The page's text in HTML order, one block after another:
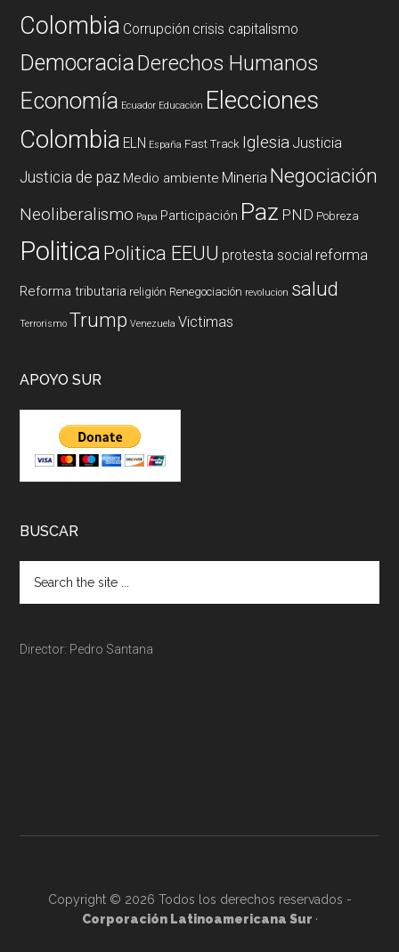
Colombia Corrupción crisis capitalismo
DemocraciaDerechos Humanos
Economía Ecuador Educación Elecciones
Colombia ELN España Fast Track Iglesia Justicia
Justicia de paz Medio ambiente Mineria Negociación
Neoliberalismo Papa Participación Paz PND Pobreza
PoliticaPolitica EEUU protesta social reforma
Reforma tributaria religión Renegociación revolucion salud
Terrorismo Trump Venezuela Victimas
APOYO SUR
BUSCAR
Director: Pedro Santana
Copyright © 2026 Todos los derechos reservados -
Corporación Latinoamericana Sur ·